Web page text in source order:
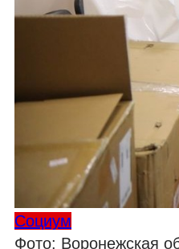
Социум
Фото: Воронежская